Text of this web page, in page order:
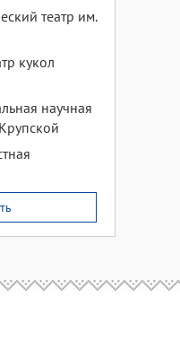
театр им.
кукол
научная